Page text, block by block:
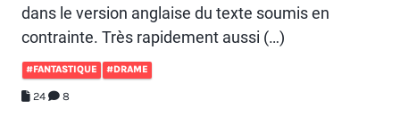
dans le version anglaise du texte soumis en
contrainte. Très rapidement aussi (…)
#FANTASTIQUE #DRAME
24 8